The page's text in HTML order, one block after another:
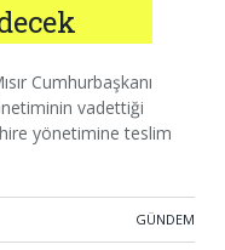
Cumhurbaşkanı
vadettiği
yönetimine teslim
GÜNDEM